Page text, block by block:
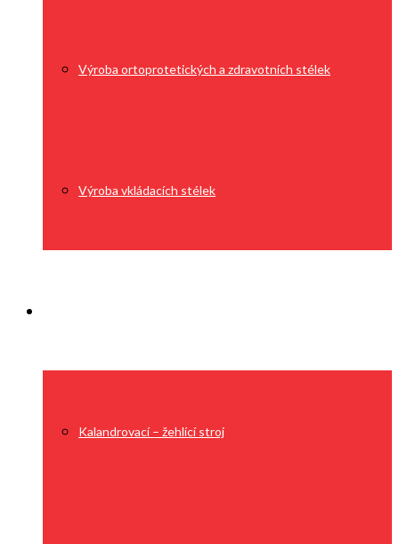
Výroba ortoprotetických a zdravotních stélek
Výroba vkládacích stélek
Kalandrovací – žehlící stroj